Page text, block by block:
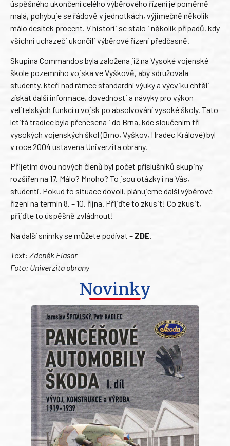
úspěšného ukončení celého výběrového řízení je poměrně
malá, pohybuje se řádově v jednotkách, výjimečně několik
málo desítek procent. V historii se stalo i několik případů, kdy
všichni uchazeči ukončili výběrové řízení předčasně.
Skupina Commandos byla založena již na Vysoké vojenské
škole pozemního vojska ve Vyškově, aby sdružovala
studenty, kteří nad rámec standardní výuky a výcviku chtěli
získat další informace, dovednosti a návyky pro výkon
velitelských funkcí u vojsk po absolvování vysoké školy. Tato
letitá tradice byla přenesena i do Brna, kde sloučením tří
vysokých vojenských škol (Brno, Vyškov, Hradec Králové) byl
v roce 2004 ustavena Univerzita obrany.
Přijetím dvou nových členů byl počet příslušníků skupiny
rozšířen na 17. Málo? Mnoho? To jsou otázky i na Vás,
studenti. Pokud to situace dovolí, plánujeme další výběrové
řízení na termín 8. – 10. října. Přijďte to zkusit! Co zkusit,
přijďte to úspěšně zvládnout!
Na další snímky se můžete podívat – ZDE
Text: Zdeněk Flasar
Foto: Univerzita obrany
Novinky